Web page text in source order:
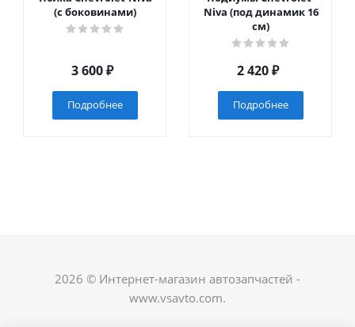
(с боковинами)
3 600₽
Подробнее
Niva (под динамик 16
см)
2 420₽
Подробнее
2026 © Интернет-магазин автозапчастей -
www.vsavto.com.